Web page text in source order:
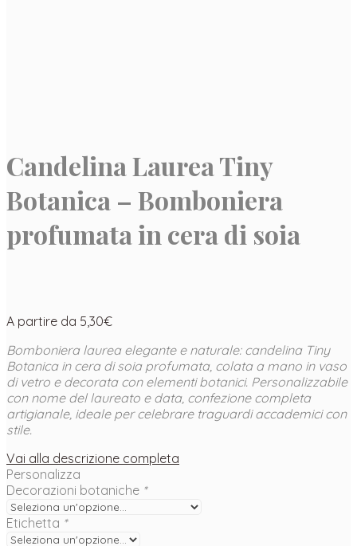
Candelina Laurea Tiny
Botanica – Bomboniera
profumata in cera di soia
A partire da 5,30€
Bomboniera laurea elegante e naturale: candelina Tiny
Botanica in cera di soia profumata, colata a mano in vaso
di vetro e decorata con elementi botanici. Personalizzabile
con nome del laureato e data, confezione completa
artigianale, ideale per celebrare traguardi accademici con
stile.
Vai alla descrizione completa
Personalizza
Decorazioni botaniche *
Etichetta *